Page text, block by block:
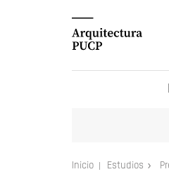
Inicio Estudios